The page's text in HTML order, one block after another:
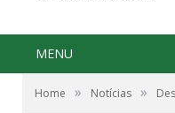
MENU
Home » Notícias »